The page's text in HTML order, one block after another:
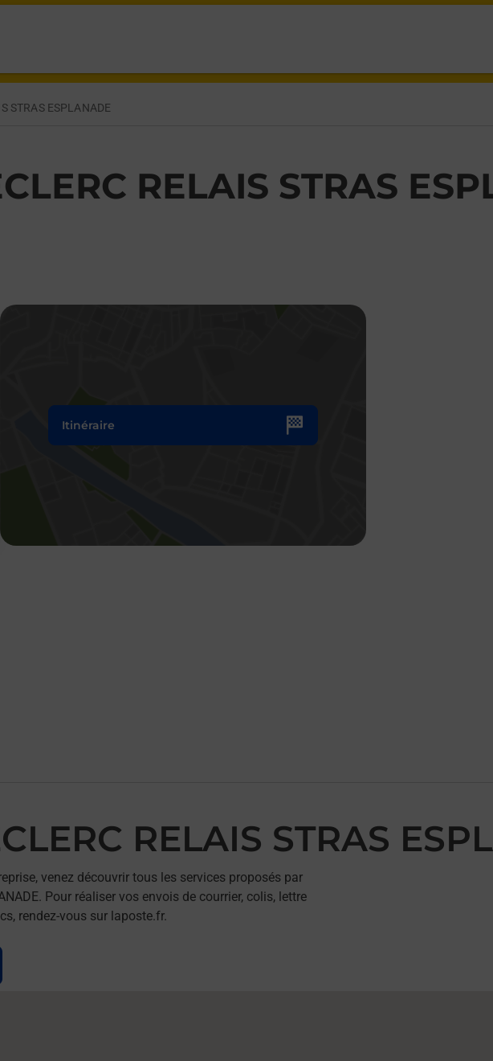
STRAS ESPLANADE
RELAIS STRAS
Itinéraire
RELAIS STRAS
venez découvrir tous les services proposés par
Pour réaliser vos envois de courrier, colis, lettre
rendez-vous sur laposte.fr.